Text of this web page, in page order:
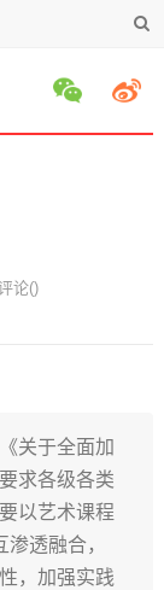
论()
关于全面加
求各级各类
以艺术课程
透融合，
，加强实践